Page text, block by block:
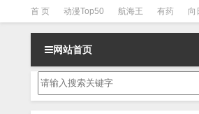
首 页 动漫Top50 航海王 有药 向
斗罗3 火影 一拳超人 柯南 阴阳
网站首页